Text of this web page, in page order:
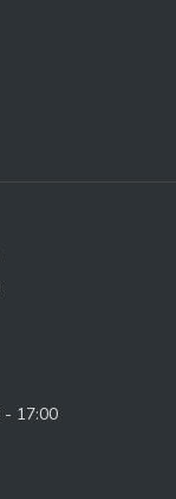
- 17:00